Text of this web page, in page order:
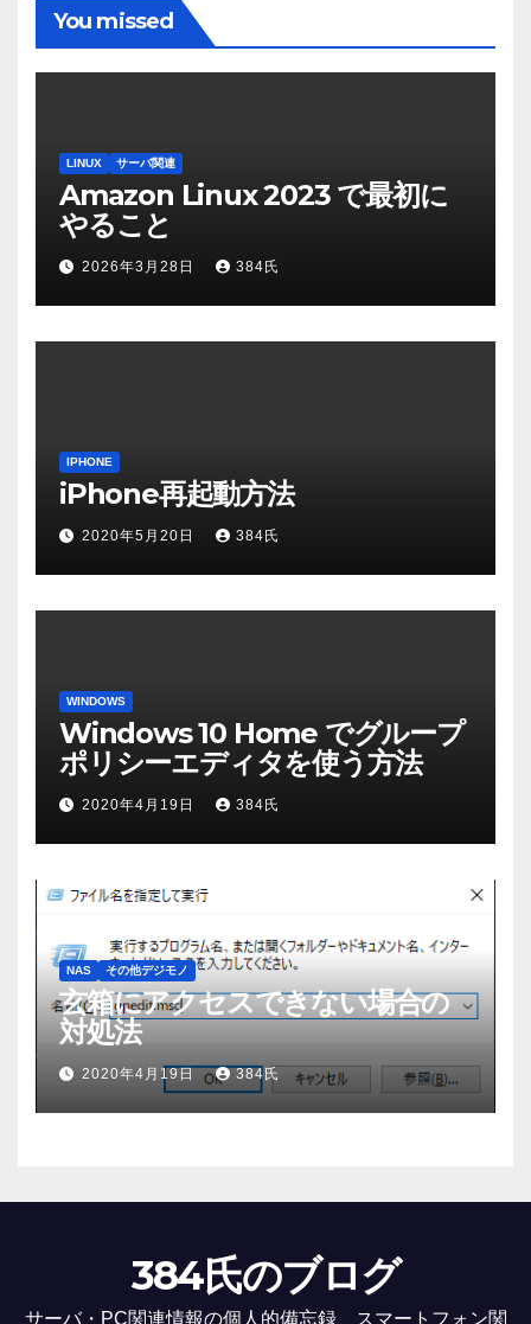
You missed
LINUX サーバ関連
Amazon Linux 2023 で最初に
やること
2026年3月28日 384氏
IPHONE
iPhone再起動方法
2020年5月20日 384氏
WINDOWS
Windows 10 Home でグループ
ポリシーエディタを使う方法
2020年4月19日 384氏
NAS その他デジモノ
玄箱にアクセスできない場合の
対処法
2020年4月19日 384氏
384氏のブログ
サーバ・PC関連情報の個人的備忘録、スマートフォン関